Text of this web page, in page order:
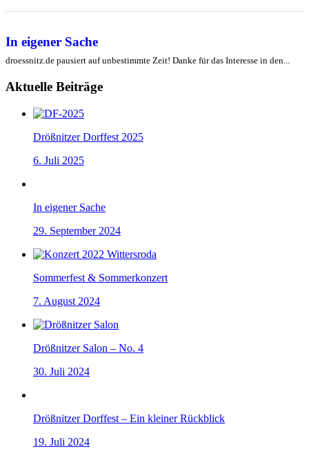
In eigener Sache
droessnitz.de pausiert auf unbestimmte Zeit! Danke für das Interesse in den...
Aktuelle Beiträge
Drößnitzer Dorffest 2025
6. Juli 2025
In eigener Sache
29. September 2024
Sommerfest & Sommerkonzert
7. August 2024
Drößnitzer Salon – No. 4
30. Juli 2024
Drößnitzer Dorffest – Ein kleiner Rückblick
19. Juli 2024